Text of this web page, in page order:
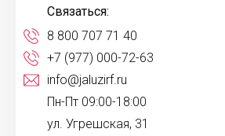
Связаться:
8 800 707 71 40
+7 (977) 000-72-63
info@jaluzirf.ru
Пн-Пт 09:00-18:00
ул. Угрешская, 31